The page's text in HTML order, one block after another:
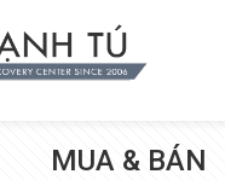
MUA & BÁN